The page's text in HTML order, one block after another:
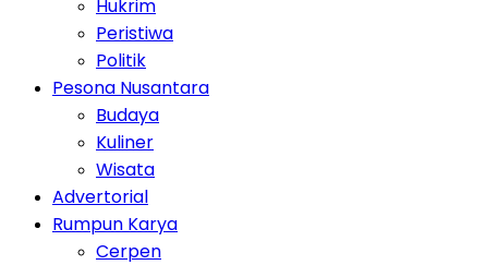
Hukrim
Peristiwa
Politik
Pesona Nusantara
Budaya
Kuliner
Wisata
Advertorial
Rumpun Karya
Cerpen